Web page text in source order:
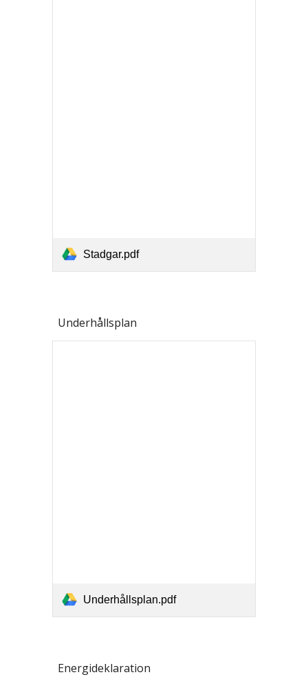
Stadgar.pdf
Underhållsplan
Underhållsplan.pdf
Energideklaration